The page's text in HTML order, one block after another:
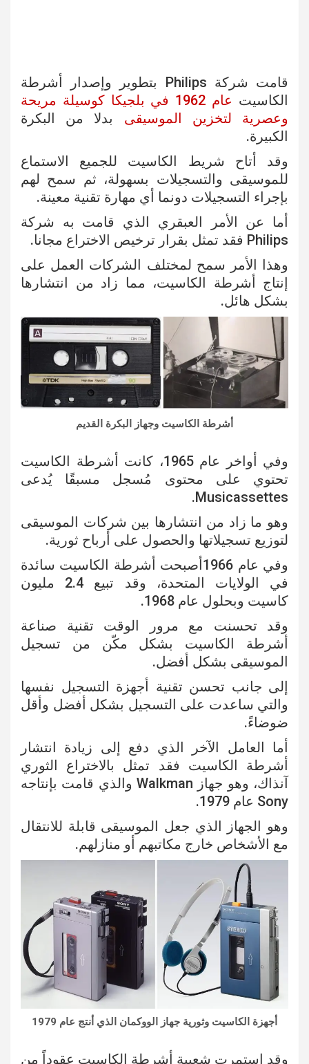
قامت شركة Philips بتطوير وإصدار أشرطة
الكاسيت
عام 1962 في بلجيكا كوسيلة مريحة
وعصرية لتخزين الموسيقى بدلا من البكرة
الكبيرة.
وقد أتاح شريط الكاسيت للجميع الاستماع
للموسيقى والتسجيلات بسهولة، ثم سمح لهم
بإجراء التسجيلات دونما أي مهارة تقنية معينة.
أما عن الأمر العبقري الذي قامت به شركة
Philips فقد تمثل بقرار ترخيص الاختراع مجانا.
وهذا الأمر سمح لمختلف الشركات العمل على
إنتاج أشرطة الكاسيت، مما زاد من انتشارها
بشكل هائل.
أشرطة الكاسيت وجهاز البكرة القديم
وفي أواخر عام 1965، كانت أشرطة الكاسيت
تحتوي على محتوى مُسجل مسبقًا يُدعى
Musicassettes.
وهو ما زاد من انتشارها بين شركات الموسيقى
لتوزيع تسجيلاتها والحصول على أرباح ثورية.
وفي عام 1966أصبحت أشرطة الكاسيت سائدة
في الولايات المتحدة، وقد تبيع 2.4 مليون
كاسيت وبحلول عام 1968.
وقد تحسنت مع مرور الوقت تقنية صناعة
أشرطة الكاسيت بشكل مكّن من تسجيل
الموسيقى بشكل أفضل.
إلى جانب تحسن تقنية أجهزة التسجيل نفسها
والتي ساعدت على التسجيل بشكل أفضل وأقل
ضوضاءً.
أما العامل الآخر الذي دفع إلى زيادة انتشار
أشرطة الكاسيت فقد تمثل بالاختراع الثوري
آنذاك، وهو جهاز Walkman والذي قامت بإنتاجه
Sony عام 1979.
وهو الجهاز الذي جعل الموسيقى قابلة للانتقال
مع الأشخاص خارج مكاتبهم أو منازلهم.
أجهزة الكاسيت وثورية جهاز الووكمان الذي أنتج عام 1979
وقد استمرت شعبية أشرطة الكاسيت عقوداً من